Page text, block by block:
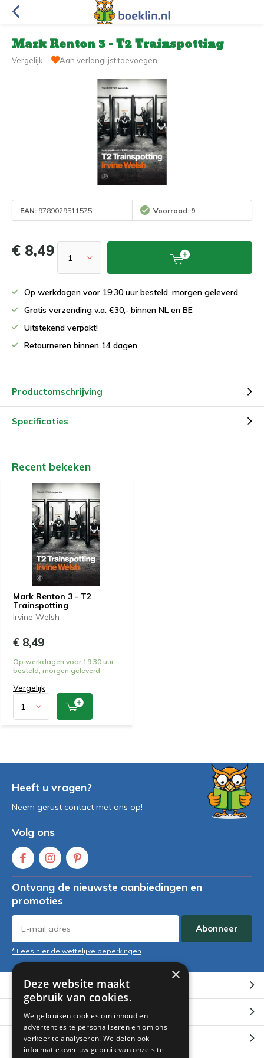
Mark Renton 3 - T2 Trainspotting
Vergelijk Aan verlanglijst toevoegen
EAN: 9789029511575 Voorraad: 9
€ 8,49
Op werkdagen voor 19:30 uur besteld, morgen geleverd
Gratis verzending v.a. €30,- binnen NL en BE
Uitstekend verpakt!
Retourneren binnen 14 dagen
Productomschrijving
Specificaties
Recent bekeken
Mark Renton 3 - T2
Trainspotting
Irvine Welsh
€ 8,49
Op werkdagen voor 19:30 uur
besteld, morgen geleverd
Vergelijk
Heeft u vragen?
Neem gerust contact met ons op!
Volg ons
Ontvang de nieuwste aanbiedingen en
promoties
Abonneer
* Lees hier de wettelijke beperkingen
Klantenservice
Mijn account
Categorieën
×
Deze website maakt
gebruik van cookies.
We gebruiken cookies om inhoud en
advertenties te personaliseren en om ons
verkeer te analyseren. We delen ook
informatie over uw gebruik van onze site